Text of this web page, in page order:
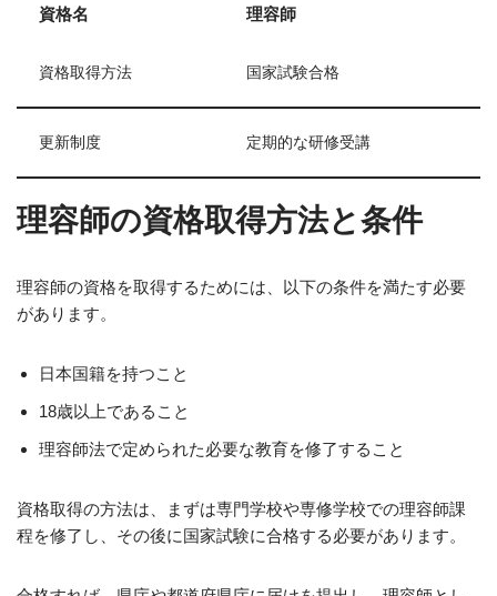
資格名 理容師
資格取得方法 国家試験合格
更新制度 定期的な研修受講
理容師の資格取得方法と条件
理容師の資格を取得するためには、以下の条件を満たす必要
があります。
日本国籍を持つこと
18歳以上であること
理容師法で定められた必要な教育を修了すること
資格取得の方法は、まずは専門学校や専修学校での理容師課
程を修了し、その後に国家試験に合格する必要があります。